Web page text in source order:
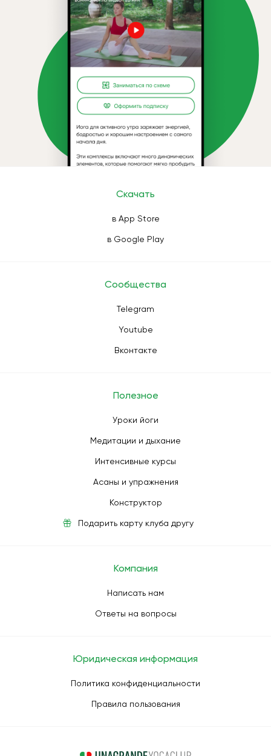
Скачать
в App Store
в Google Play
Сообщества
Telegram
Youtube
Вконтакте
Полезное
Уроки йоги
Медитации и дыхание
Интенсивные курсы
Асаны и упражнения
Конструктор
Подарить карту клуба другу
Компания
Написать нам
Ответы на вопросы
Юридическая информация
Политика конфиденциальности
Правила пользования